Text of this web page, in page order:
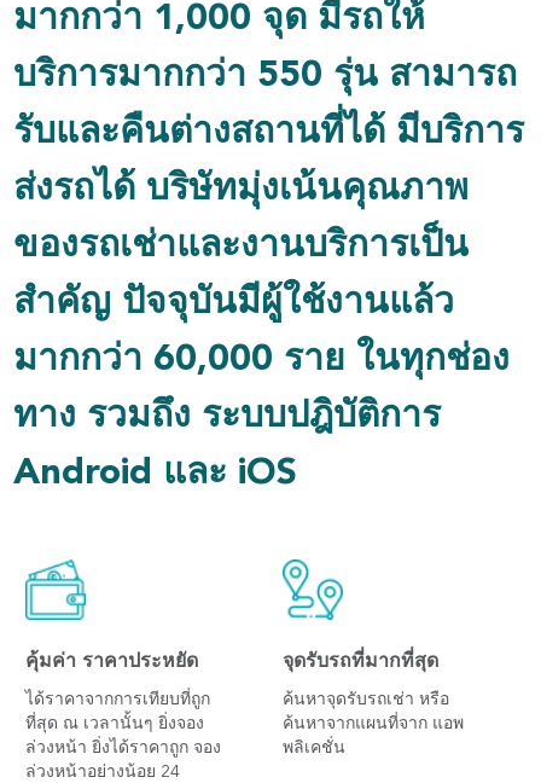
มากกว่า 1,000 จุด มีรถให้
บริการมากกว่า 550 รุ่น สามารถ
รับและคืนต่างสถานที่ได้ มีบริการ
ส่งรถได้ บริษัทมุ่งเน้นคุณภาพ
ของรถเช่าและงานบริการเป็น
สำคัญ ปัจจุบันมีผู้ใช้งานแล้ว
มากกว่า 60,000 ราย ในทุกช่อง
ทาง รวมถึง ระบบปฎิบัติการ
Android และ iOS
คุ้มค่า ราคาประหยัด
ได้ราคาจากการเทียบที่ถูก
ที่สุด ณ เวลานั้นๆ ยิ่งจอง
ล่วงหน้า ยิ่งได้ราคาถูก จอง
ล่วงหน้าอย่างน้อย 24
จุดรับรถที่มากที่สุด
ค้นหาจุดรับรถเช่า หรือ
ค้นหาจากแผนที่จาก แอพ
พลิเคชั่น